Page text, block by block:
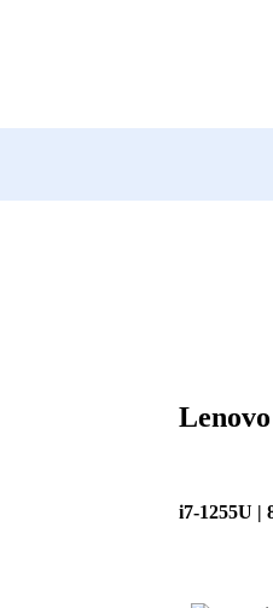
i7-1255U |